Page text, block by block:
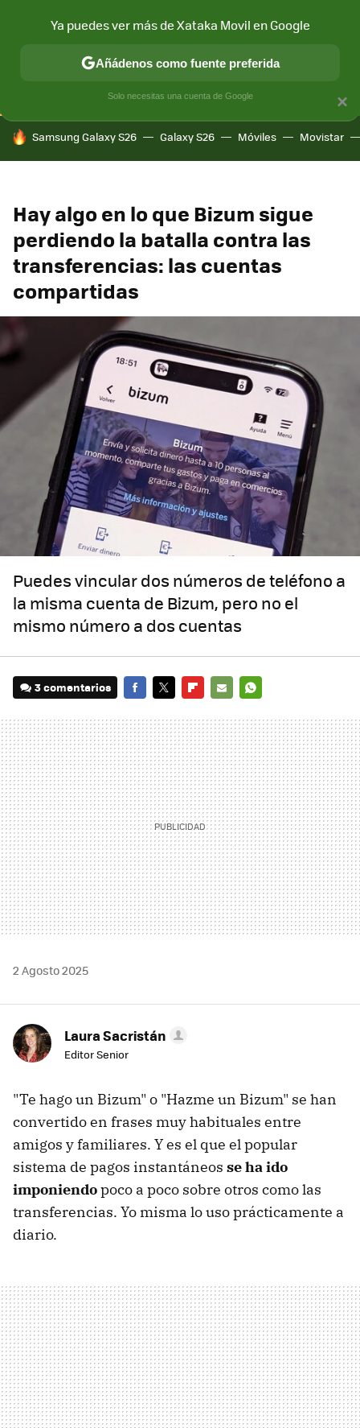
CONECTIVIDAD MÓVIL Y SOCIEDAD APLICACIONES
HOY SE HABLA DE
Samsung Galaxy S26 Galaxy S26 Móviles Movistar
Hay algo en lo que Bizum sigue
perdiendo la batalla contra las
transferencias: las cuentas
compartidas
Puedes vincular dos números de teléfono a
la misma cuenta de Bizum, pero no el
mismo número a dos cuentas
3 comentarios
MAIL
2 Agosto 2025
Laura Sacristán
Editor Senior
"Te hago un Bizum" o "Hazme un Bizum" se han
convertido en frases muy habituales entre
amigos y familiares. Y es el que el popular
sistema de pagos instantáneos se ha ido
imponiendopoco a poco sobre otros como las
transferencias. Yo misma lo uso prácticamente a
diario.
×
Ya puedes ver más de Xataka Movil en Google
Añádenos como fuente preferida
Solo necesitas una cuenta de Google